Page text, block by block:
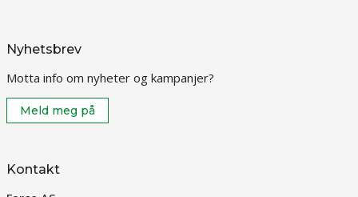
Nyhetsbrev
Motta info om nyheter og kampanjer?
Meld meg på
Kontakt